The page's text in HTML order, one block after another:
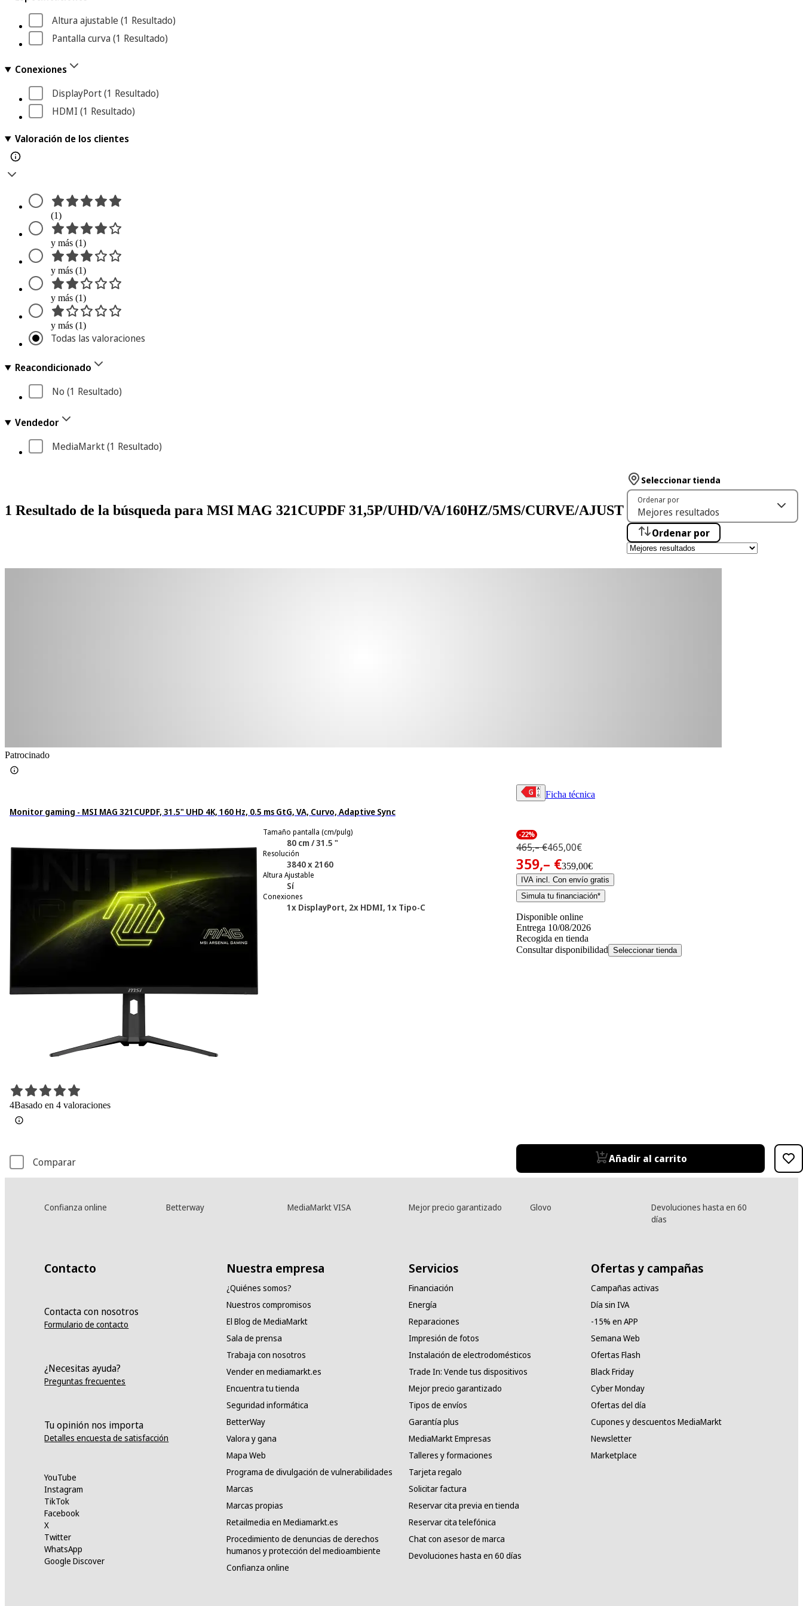
Altura ajustable (1 Resultado)
Pantalla curva (1 Resultado)
Conexiones
DisplayPort (1 Resultado)
HDMI (1 Resultado)
Valoración de los clientes
(1)
y más (1)
y más (1)
y más (1)
y más (1)
Todas las valoraciones
Reacondicionado
No (1 Resultado)
Vendedor
MediaMarkt (1 Resultado)
1 Resultado de la búsqueda para MSI MAG 321CUPDF 31,5P/UHD/VA/160HZ/5MS/CURVE/AJUST
Seleccionar tienda
Ordenar por
Ordenar por
Patrocinado
Ficha técnica
Monitor gaming - MSI MAG 321CUPDF, 31.5" UHD 4K, 160 Hz, 0.5 ms GtG, VA, Curvo, Adaptive Sync
4Basado en 4 valoraciones
Tamaño pantalla (cm/pulg)
80 cm / 31.5 "
Resolución
3840 x 2160
Altura Ajustable
Sí
Conexiones
1x DisplayPort, 2x HDMI, 1x Tipo-C
-22%
465,– €465,00€
359,– €359,00€
IVA incl. Con envío gratis
Simula tu financiación*
Disponible online
Entrega 10/08/2026
Recogida en tienda
Consultar disponibilidad Seleccionar tienda
Comparar Añadir al carrito
Confianza online Betterway MediaMarkt VISA Mejor precio garantizado Glovo
Devoluciones hasta en 60
días
Contacto
Contacta con nosotros
Formulario de contacto
¿Necesitas ayuda?
Preguntas frecuentes
Tu opinión nos importa
Detalles encuesta de satisfacción
YouTube
Instagram
TikTok
Facebook
X
Twitter
WhatsApp
Google Discover
Nuestra empresa
¿Quiénes somos?
Nuestros compromisos
El Blog de MediaMarkt
Sala de prensa
Trabaja con nosotros
Vender en mediamarkt.es
Encuentra tu tienda
Seguridad informática
BetterWay
Valora y gana
Mapa Web
Programa de divulgación de vulnerabilidades
Marcas
Marcas propias
Retailmedia en Mediamarkt.es
Procedimiento de denuncias de derechos
humanos y protección del medioambiente
Confianza online
Servicios
Financiación
Energía
Reparaciones
Impresión de fotos
Instalación de electrodomésticos
Trade In: Vende tus dispositivos
Mejor precio garantizado
Tipos de envíos
Garantía plus
MediaMarkt Empresas
Talleres y formaciones
Tarjeta regalo
Solicitar factura
Reservar cita previa en tienda
Reservar cita telefónica
Chat con asesor de marca
Devoluciones hasta en 60 días
Ofertas y campañas
Campañas activas
Día sin IVA
-15% en APP
Semana Web
Ofertas Flash
Black Friday
Cyber Monday
Ofertas del día
Cupones y descuentos MediaMarkt
Newsletter
Marketplace